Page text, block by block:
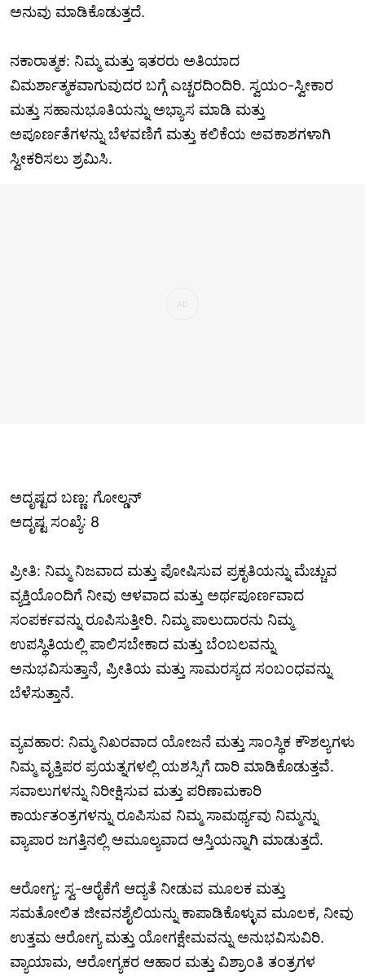
ಅನುವು ಮಾಡಿಕೊಡುತ್ತದೆ.
ನಕಾರಾತ್ಮಕ: ನಿಮ್ಮ ಮತ್ತು ಇತರರು ಅತಿಯಾದ
ವಿಮರ್ಶಾತ್ಮಕವಾಗುವುದರ ಬಗ್ಗೆ ಎಚ್ಚರದಿಂದಿರಿ. ಸ್ವಯಂ-ಸ್ವೀಕಾರ
ಮತ್ತು ಸಹಾನುಭೂತಿಯನ್ನು ಅಭ್ಯಾಸ ಮಾಡಿ ಮತ್ತು
ಅಪೂರ್ಣತೆಗಳನ್ನು ಬೆಳವಣಿಗೆ ಮತ್ತು ಕಲಿಕೆಯ ಅವಕಾಶಗಳಾಗಿ
ಸ್ವೀಕರಿಸಲು ಶ್ರಮಿಸಿ.
ಅದೃಷ್ಟದ ಬಣ್ಣ: ಗೋಲ್ಡನ್
ಅದೃಷ್ಟ ಸಂಖ್ಯೆ: 8
ಪ್ರೀತಿ: ನಿಮ್ಮ ನಿಜವಾದ ಮತ್ತು ಪೋಷಿಸುವ ಪ್ರಕೃತಿಯನ್ನು ಮೆಚ್ಚುವ
ವ್ಯಕ್ತಿಯೊಂದಿಗೆ ನೀವು ಆಳವಾದ ಮತ್ತು ಅರ್ಥಪೂರ್ಣವಾದ
ಸಂಪರ್ಕವನ್ನು ರೂಪಿಸುತ್ತೀರಿ. ನಿಮ್ಮ ಪಾಲುದಾರನು ನಿಮ್ಮ
ಉಪಸ್ಥಿತಿಯಲ್ಲಿ ಪಾಲಿಸಬೇಕಾದ ಮತ್ತು ಬೆಂಬಲವನ್ನು
ಅನುಭವಿಸುತ್ತಾನೆ, ಪ್ರೀತಿಯ ಮತ್ತು ಸಾಮರಸ್ಯದ ಸಂಬಂಧವನ್ನು
ಬೆಳೆಸುತ್ತಾನೆ.
ವ್ಯವಹಾರ: ನಿಮ್ಮ ನಿಖರವಾದ ಯೋಜನೆ ಮತ್ತು ಸಾಂಸ್ಥಿಕ ಕೌಶಲ್ಯಗಳು
ನಿಮ್ಮ ವೃತ್ತಿಪರ ಪ್ರಯತ್ನಗಳಲ್ಲಿ ಯಶಸ್ಸಿಗೆ ದಾರಿ ಮಾಡಿಕೊಡುತ್ತವೆ.
ಸವಾಲುಗಳನ್ನು ನಿರೀಕ್ಷಿಸುವ ಮತ್ತು ಪರಿಣಾಮಕಾರಿ
ಕಾರ್ಯತಂತ್ರಗಳನ್ನು ರೂಪಿಸುವ ನಿಮ್ಮ ಸಾಮರ್ಥ್ಯವು ನಿಮ್ಮನ್ನು
ವ್ಯಾಪಾರ ಜಗತ್ತಿನಲ್ಲಿ ಅಮೂಲ್ಯವಾದ ಆಸ್ತಿಯನ್ನಾಗಿ ಮಾಡುತ್ತದೆ.
ಆರೋಗ್ಯ: ಸ್ವ-ಆರೈಕೆಗೆ ಆದ್ಯತೆ ನೀಡುವ ಮೂಲಕ ಮತ್ತು
ಸಮತೋಲಿತ ಜೀವನಶೈಲಿಯನ್ನು ಕಾಪಾಡಿಕೊಳ್ಳುವ ಮೂಲಕ, ನೀವು
ಉತ್ತಮ ಆರೋಗ್ಯ ಮತ್ತು ಯೋಗಕ್ಷೇಮವನ್ನು ಅನುಭವಿಸುವಿರಿ.
ವ್ಯಾಯಾಮ, ಆರೋಗ್ಯಕರ ಆಹಾರ ಮತ್ತು ವಿಶ್ರಾಂತಿ ತಂತ್ರಗಳ